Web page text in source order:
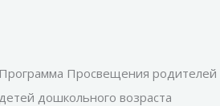
Программа Просвещения родителей
дошкольного возраста